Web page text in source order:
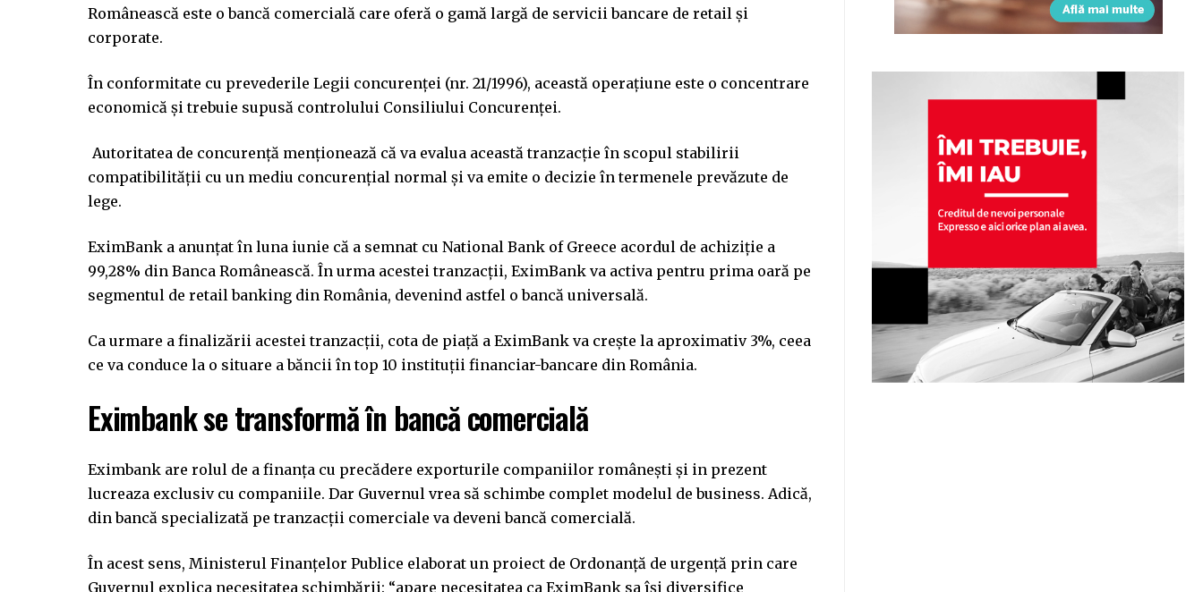
Românească este o bancă comercială care oferă o gamă largă de servicii bancare de retail şi
corporate.
În conformitate cu prevederile Legii concurenţei (nr. 21/1996), această operaţiune este o concentrare
economică şi trebuie supusă controlului Consiliului Concurenţei.
Autoritatea de concurenţă menţionează că va evalua această tranzacţie în scopul stabilirii
compatibilităţii cu un mediu concurenţial normal şi va emite o decizie în termenele prevăzute de
lege.
EximBank a anunţat în luna iunie că a semnat cu National Bank of Greece acordul de achiziţie a
99,28% din Banca Românească. În urma acestei tranzacţii, EximBank va activa pentru prima oară pe
segmentul de retail banking din România, devenind astfel o bancă universală.
Ca urmare a finalizării acestei tranzacţii, cota de piaţă a EximBank va creşte la aproximativ 3%, ceea
ce va conduce la o situare a băncii în top 10 instituţii financiar-bancare din România.
Eximbank se transformă în bancă comercială
Eximbank are rolul de a finanța cu precădere exporturile companiilor românești și in prezent
lucreaza exclusiv cu companiile. Dar Guvernul vrea să schimbe complet modelul de business. Adică,
din bancă specializată pe tranzacții comerciale va deveni bancă comercială.
În acest sens, Ministerul Finanțelor Publice elaborat un proiect de Ordonanță de urgență prin care
Guvernul explica necesitatea schimbării: “apare necesitatea ca EximBank sa își diversifice